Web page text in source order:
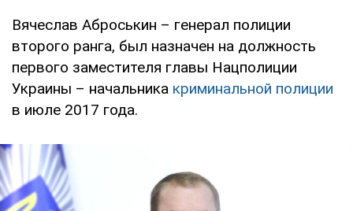
Вячеслав Аброськин – генерал полиции
второго ранга, был назначен на должность
первого заместителя главы Нацполиции
Украины – начальника криминальной полиции
в июле 2017 года.